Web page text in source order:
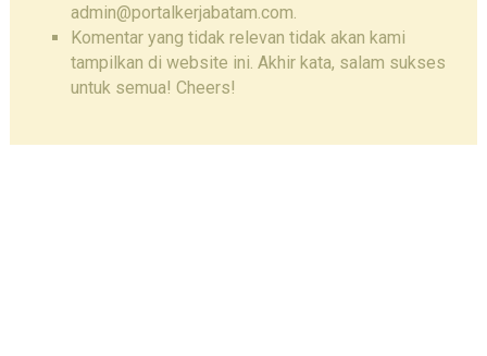
admin@portalkerjabatam.com.
Komentar yang tidak relevan tidak akan kami
tampilkan di website ini. Akhir kata, salam sukses
untuk semua! Cheers!